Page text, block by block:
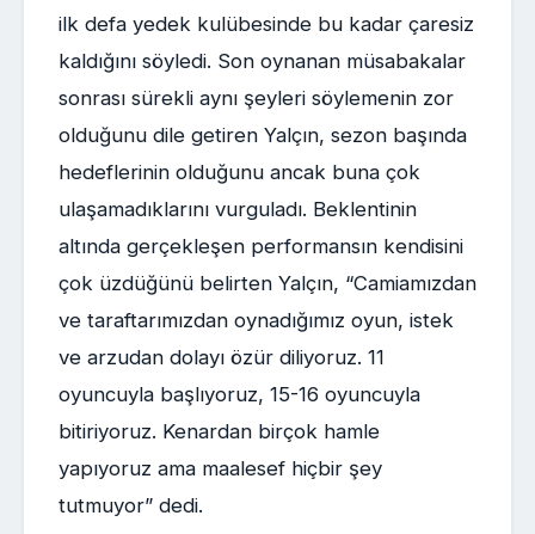
ilk defa yedek kulübesinde bu kadar çaresiz
kaldığını söyledi. Son oynanan müsabakalar
sonrası sürekli aynı şeyleri söylemenin zor
olduğunu dile getiren Yalçın, sezon başında
hedeflerinin olduğunu ancak buna çok
ulaşamadıklarını vurguladı. Beklentinin
altında gerçekleşen performansın kendisini
çok üzdüğünü belirten Yalçın, “Camiamızdan
ve taraftarımızdan oynadığımız oyun, istek
ve arzudan dolayı özür diliyoruz. 11
oyuncuyla başlıyoruz, 15-16 oyuncuyla
bitiriyoruz. Kenardan birçok hamle
yapıyoruz ama maalesef hiçbir şey
tutmuyor” dedi.